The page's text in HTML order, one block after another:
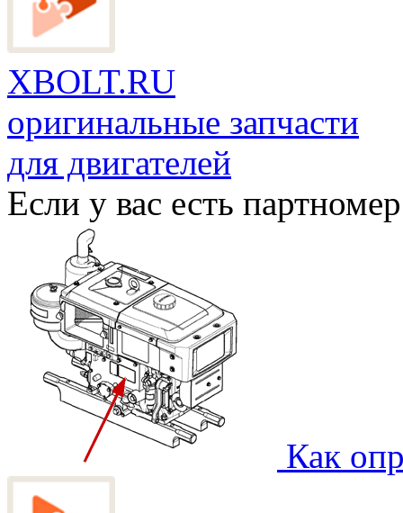
XBOLT.RU
оригинальные запчасти
для двигателей
Если у вас есть
Как